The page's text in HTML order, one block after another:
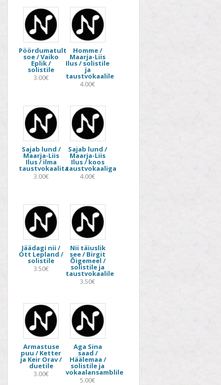
Pöördumatult
soe / Vaiko
Eplik /
solistile
3.00€
Homme /
Maarja-Liis
Ilus / solistile
ja
taustvokaalile
4.00€
Sajab lund /
Maarja-Liis
Ilus / ilma
taustvokaalita
3.00€
Sajab lund /
Maarja-Liis
Ilus / koos
taustvokaaliga
4.00€
Jäädagi nii /
Ott Lepland /
solistile
3.50€
Nii täiuslik
see / Birgit
Õigemeel /
solistile ja
taustvokaalile
3.50€
Armastuse
puu / Ketter
ja Keir Orav /
duetile
3.00€
Aga Sina
saad /
Häälemaa /
solistile ja
vokaalansamblile
5.00€